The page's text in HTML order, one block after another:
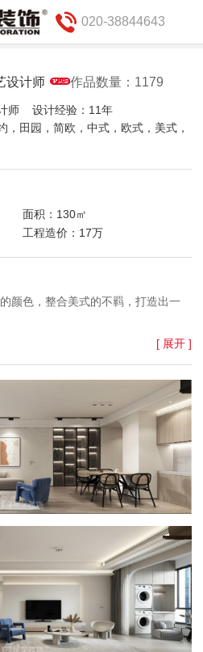
020-38844643
设计师 作品数量：1179
师
设计经验：11年
，田园，简欧，中式，欧式，美式，
面积：130㎡
工程造价：17万
颜色，整合美式的不羁，打造出一
[ 展开 ]